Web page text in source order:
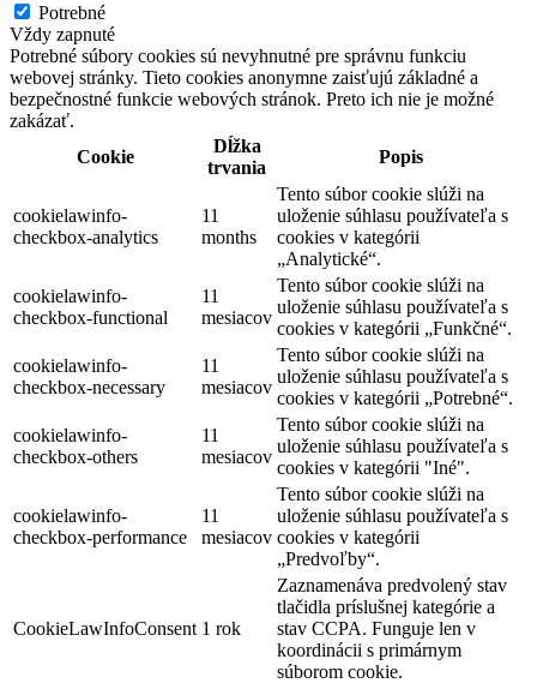
Potrebné
Vždy zapnuté
Potrebné súbory cookies sú nevyhnutné pre správnu funkciu
webovej stránky. Tieto cookies anonymne zaisťujú základné a
bezpečnostné funkcie webových stránok. Preto ich nie je možné
zakázať.
Cookie
Dĺžka
trvania
Popis
cookielawinfo-
checkbox-analytics
11
months
Tento súbor cookie slúži na
uloženie súhlasu používateľa s
cookies v kategórii
„Analytické“.
cookielawinfo-
checkbox-functional
11
mesiacov
Tento súbor cookie slúži na
uloženie súhlasu používateľa s
cookies v kategórii „Funkčné“.
cookielawinfo-
checkbox-necessary
11
mesiacov
Tento súbor cookie slúži na
uloženie súhlasu používateľa s
cookies v kategórii „Potrebné“.
cookielawinfo-
checkbox-others
11
mesiacov
Tento súbor cookie slúži na
uloženie súhlasu používateľa s
cookies v kategórii "Iné".
cookielawinfo-
checkbox-performance
11
mesiacov
Tento súbor cookie slúži na
uloženie súhlasu používateľa s
cookies v kategórii
„Predvoľby“.
CookieLawInfoConsent 1 rok
Zaznamenáva predvolený stav
tlačidla príslušnej kategórie a
stav CCPA. Funguje len v
koordinácii s primárnym
súborom cookie.